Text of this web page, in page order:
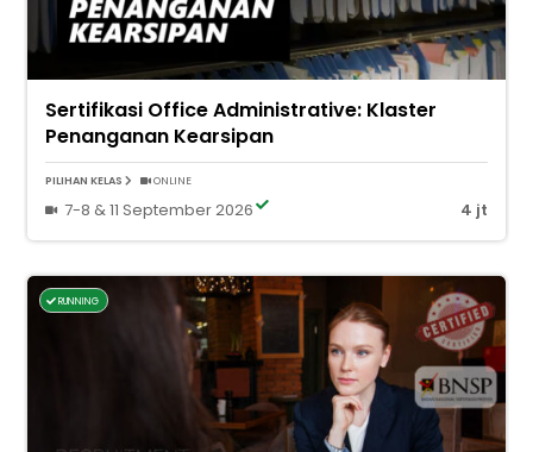
Sertifikasi Office Administrative: Klaster
Penanganan Kearsipan
PILIHAN KELAS ONLINE
7-8 & 11 September 2026 4 jt
RUNNING